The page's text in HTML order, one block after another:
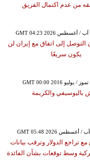
من عدم اكتمال الفريق
إلى اتفاق مع إيران لن
يكون سريعًا
باليوسيفي والكريمة
تراجع الدولار وترقب بيانات
وسط توقعات بشأن الفائدة